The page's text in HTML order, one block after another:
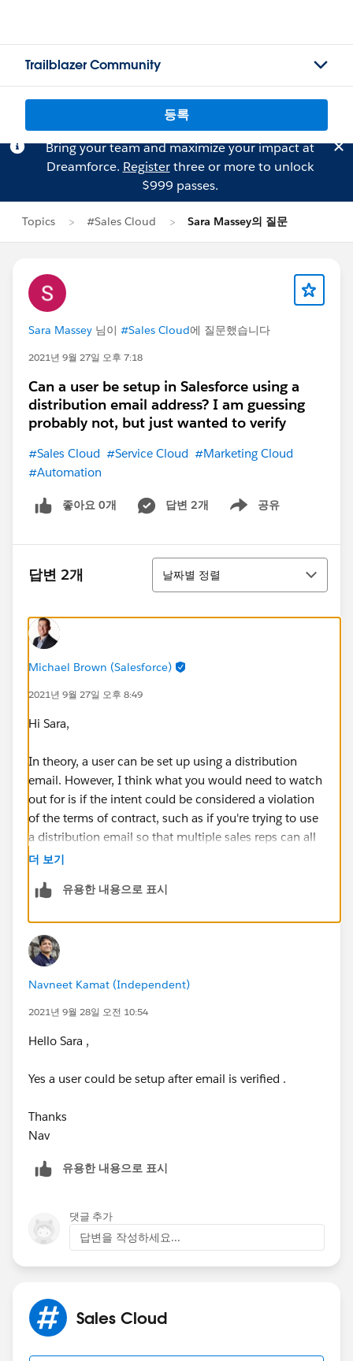
Trailblazer Community
등록
Bring your team and maximize your impact at
Dreamforce. Registerthree or more to unlock
$999 passes.
Topics #Sales Cloud Sara Massey의 질문
Sara Massey 님이 #Sales Cloud에 질문했습니다
2021년 9월 27일 오후 7:18
Can a user be setup in Salesforce using a
distribution email address? I am guessing
probably not, but just wanted to verify
#Sales Cloud #Service Cloud #Marketing Cloud
#Automation
좋아요 0개 답변 2개 공유
Show menu
답변 2개
정렬
날짜별 정렬
Michael Brown (Salesforce)
2021년 9월 27일 오후 8:49
Hi Sara,
In theory, a user can be set up using a distribution
email. However, I think what you would need to watch
out for is if the intent could be considered a violation
of the terms of contract, such as if you're trying to use
a distribution email so that multiple sales reps can all
login on the same license.
Thanks,
더 보기
유용한 내용으로 표시
Navneet Kamat (Independent)
2021년 9월 28일 오전 10:54
Hello Sara ,
Yes a user could be setup after email is verified .
Thanks
Nav
유용한 내용으로 표시
댓글 추가
답변을 작성하세요...
Sales Cloud